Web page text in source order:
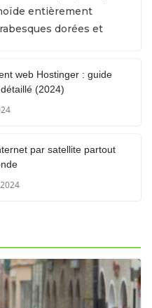
entièrement
dorées et
web Hostinger : guide
(2024)
par satellite partout